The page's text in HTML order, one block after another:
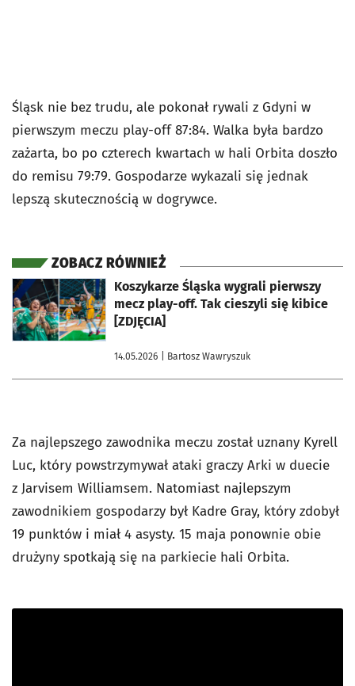
Śląsk nie bez trudu, ale pokonał rywali z Gdyni w
pierwszym meczu play-off 87:84. Walka była bardzo
zażarta, bo po czterech kwartach w hali Orbita doszło
do remisu 79:79. Gospodarze wykazali się jednak
lepszą skutecznością w dogrywce.
ZOBACZ RÓWNIEŻ
Koszykarze Śląska wygrali pierwszy
mecz play-off. Tak cieszyli się kibice
[ZDJĘCIA]
14.05.2026 | Bartosz Wawryszuk
otworzy się w nowej karcie
Za najlepszego zawodnika meczu został uznany Kyrell
Luc, który powstrzymywał ataki graczy Arki w duecie
z Jarvisem Williamsem. Natomiast najlepszym
zawodnikiem gospodarzy był Kadre Gray, który zdobył
19 punktów i miał 4 asysty. 15 maja ponownie obie
drużyny spotkają się na parkiecie hali Orbita.